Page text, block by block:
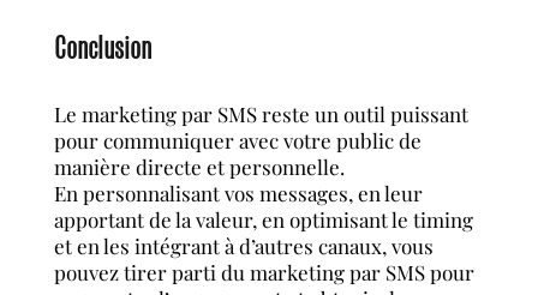
Conclusion
Le marketing par SMS reste un outil puissant
pour communiquer avec votre public de
manière directe et personnelle.
En personnalisant vos messages, en leur
apportant de la valeur, en optimisant le timing
et en les intégrant à d’autres canaux, vous
pouvez tirer parti du marketing par SMS pour